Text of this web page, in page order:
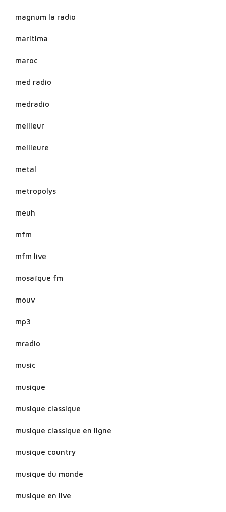
magnum la radio
maritima
maroc
med radio
medradio
meilleur
meilleure
metal
metropolys
meuh
mfm
mfm live
mosaïque fm
mouv
mp3
mradio
music
musique
musique classique
musique classique en ligne
musique country
musique du monde
musique en live